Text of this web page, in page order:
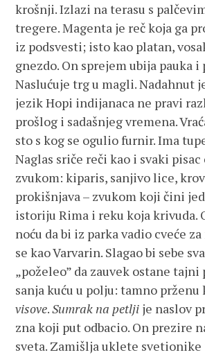
krošnji. Izlazi na terasu s
tregere. Magenta je reč koja ga
iz podsvesti; isto kao platan,
gnezdo. On sprejem ubija pauka i
Naslućuje trg u magli. Nadahnut
jezik Hopi indijanaca ne pravi
prošlog i sadašnjeg vremena.
sto s kog se ogulio furnir. Ima
Naglas sriče reči kao i svaki
zvukom: kiparis, sanjivo lice,
prokišnjava – zvukom koji čini
istoriju Rima i reku koja krivuda.
noću da bi iz parka vadio cveće
se kao Varvarin. Slagao bi sebe
„poželeo” da zauvek ostane tajni
sanja kuću u polju: tamno prženu
visove.Sumrak na petlji je naslov
zna koji put odbacio. On prezire
sveta. Zamišlja uklete